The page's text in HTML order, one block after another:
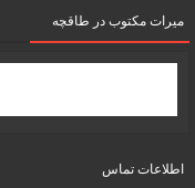
میرات مکتوب در طاقچه
اطلاعات تماس